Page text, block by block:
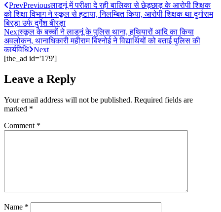
Share
PrevPreviousलाडनूं में परीक्षा दे रही बालिका से छेड़छाड़ के आरोपी शिक्षक
को शिक्षा विभाग ने स्कूल से हटाया, निलम्बित किया, आरोपी शिक्षक था दुर्गाराम
बिरड़ा उर्फ दुर्गेश बीरड़ा
Nextस्कूल के बच्चों ने लाडनूं के पुलिस थाना, हथियारों आदि का किया
अवलोकन, थानाधिकारी महीराम बिश्नोई ने विद्यार्थियों को बताई पुलिस की
कार्यविधि Next
[the_ad id='179']
Leave a Reply
Your email address will not be published. Required fields are
marked *
Comment *
Name *